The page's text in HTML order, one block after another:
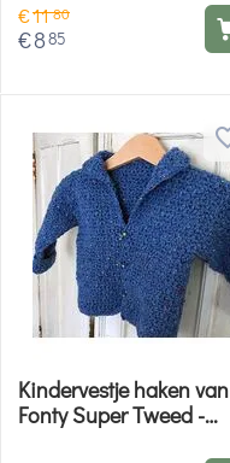
€1180
€885
Kindervestje haken van
Fonty Super Tweed -